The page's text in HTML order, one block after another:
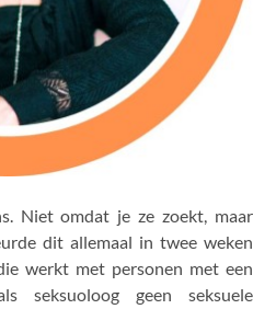
Niet omdat je ze zoekt, maar
dit allemaal in twee weken
werkt met personen met een
geen seksuele